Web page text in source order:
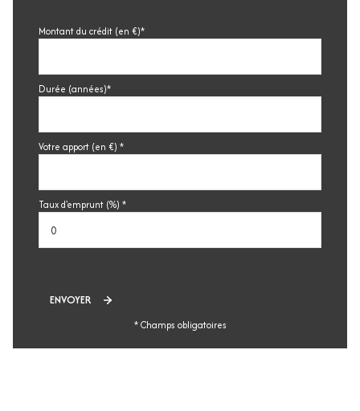
Montant du crédit (en €)*
Durée (années)*
Votre apport (en €) *
Taux d'emprunt (%) *
ENVOYER
* Champs obligatoires